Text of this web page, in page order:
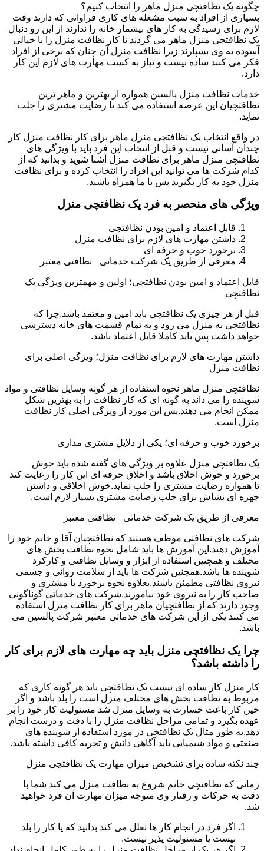
چگونه یک نظافتچی منزل ماهر را انتخاب کنیم؟
بسیاری از افراد به سبب مشغله های کاری فراوانی که دارند وقت
لازم برای رسیدگی به کار های بیشمار خانه را ندارند از این رو دنبال
یک نظافتچی منزل ماهر می گردند تا کار نظافت منزل را با خیالی
آسوده به وی بسپارند زیرا نظافت منزل آن چنان که برخی از افراد
فکر می کنند ساده نیست و نیاز به کسب مهارت های لازم این کار
دارد.
خدمات نظافت منزل پالسین همواره از بهترین و ماهر ترین
نظافتچیان این عرصه استفاده می کند تا رضایت مشتری را جلب
نماید.
در واقع انتخاب یک نظافتچی منزل ماهر برای کار نظافت منزل کار
چندان آسانی نیست و قبل از انتخاب این فرد باید با ویژگی های
نظافتچی منزل ماهر برای نظافت منزل آشنا شوید و بدانید که از
کدام شرکت ها می توانید این افراد را انتخاب کرده و برای نظافت
منزل خود به کار بگیرید پس با ما همراه باشید.
ویژگی های منحصر به فرد یک نظافتچی منزل
قابل اعتماد و امین بودن نظافتچی
داشتن مهارت های لازم برای نظافت منزل
برخورد خوب و حرفه ای
معرفی از طریق یک شرکت خدماتی_ نظافتی معتبر
قابل اعتماد و امین بودن نظافتچی؛ اولین و مهمترین ویژگی یک
نظافتچی
قبل از هر چیزی یک نظافتچی باید امین و معتمد باشد.چرا که
نظافتچی به منزل می رود و به تمام قسمت های خانه دسترسی
خواهد داشت پس باید کاملا قابل اعتماد باشد.
داشتن مهارت های لازم برای نظافت منزل؛ ویژگی اصلی برای
نظافت منزل
نظافتچی منزل ماهر نحوه استفاده از هر گونه وسایل نظافتی و مواد
شوینده را می داند به گونه ای که کار نظافت را به بهترین شکل
ممکن انجام می دهند.پس این مورد از ویژگی اصلی کار نظافت
منزل است.
برخورد خوب و حرفه ای؛ یکی از دلایل مشتری مداری
یک نظافتچی منزل علاوه بر ویژگی های گفته شده باید خوش
برخورد و خوش اخلاق باشد و اخلاق حرفه ای این کار را رعایت کند
تا همواره رضایت مشتری را جلب نماید.خوش اخلاقی و داشتن
چهره ای بشاش برای جلب رضایت مشتری بسیار لازم است.
معرفی از طریق یک شرکت خدماتی_ نظافتی معتبر
شرکت های نظافتی موظف هستند که نظافتچیان آقا و خانم خود را
آموزش دهند.این آموزش ها باید شامل نحوه نظافت بخش های
مختلف و همچنین استفاده از ابزار و وسایل نظافتی و کارکرد
شوینده ها باشد.همچنین شرکت ها باید از سلامت روانی و جسمی
نیروی نظافتی مطمئن باشند.بعلاوه نحوه برخورد با مشتری و
صاحب کار را به نیروی خود بیاموزند.شرکت های خدماتی گوناگونی
وجود دارند که از نظافتچیان ماهر برای کار نظافت منزل استفاده
می کنند یکی از این شرکت های خدماتی معتبر شرکت پالسین می
باشد.
چرا یک نظافتچی منزل باید چه مهارت های لازم برای کار
را داشته باشد؟
کار منزل کار ساده ای نیست یک نظافتچی باید هر گونه کاری که
مربوط به نظافت بخش های مختلف منزل است را بلد باشد و اگر
حین کار باعث خسارت به وسایل منزل شد مسئولیت کار خود را بر
عهده بگیرد و تمامی مراحل نظافت منزل را با دقت و درست انجام
دهد.به طور مثال یک نظافتچی در مورد استفاده از شوینده های
صنعتی و مواد شیمیایی باید آگاهی دانش و تجربه کافی داشته باشد.
چند نکته ساده برای تشخیص میزان مهارت یک نظافتچی منزل
زمانی که نظافتچی خانم شروع به نظافت منزل می کند شما با
دقت به حرکات و رفتار وی متوجه میزان مهارت آن فرد خواهید
شد.
اگر فرد در انجام کار ها تعلل می کند بدانید که یا کار را بلد
نیست یا مسئولیت پذیر نیست.